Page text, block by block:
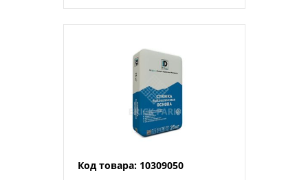
Код товара: 10309050